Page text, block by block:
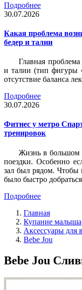
Подробнее
30.07.2026
Какая проблема
бедер и талии
Главная
и талии (тип фигуры
отсутствие баланса
Подробнее
30.07.2026
Фитнес у метро
тренировок
Жизнь в большом
поездки. Особенно
зал был рядом. Чтобы
было быстро
Подробнее
Главная
Купание малыша
Аксессуары для
Bebe Jou
Bebe Jou